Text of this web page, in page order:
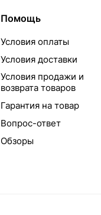
Помощь
Условия оплаты
Условия доставки
Условия продажи и
возврата товаров
Гарантия на товар
Вопрос-ответ
Обзоры